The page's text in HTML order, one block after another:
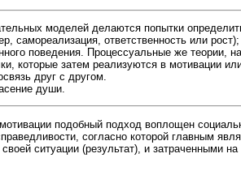
моделей делаются попытки
самореализация, ответственность или
поведения. Процессуальные же теории,
которые затем реализуются в мотивации
друг с другом.
души.
подобный подход воплощен
согласно которой главным
ситуации (результат), и затраченными